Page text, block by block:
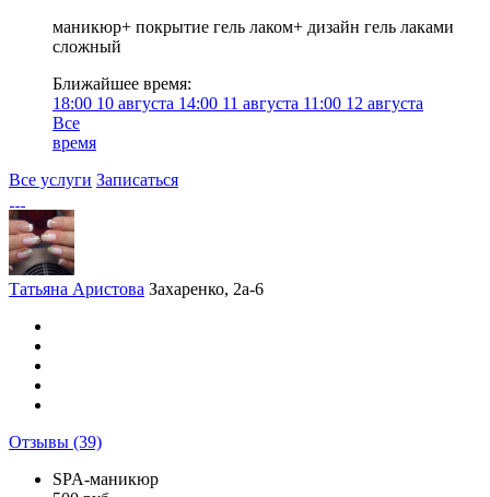
маникюр+ покрытие гель лаком+ дизайн гель лаками
сложный
Ближайшее время:
18:00 10 августа 14:00 11 августа 11:00 12 августа
Все
время
Все услуги Записаться
Татьяна Аристова Захаренко, 2а-6
Отзывы (39)
SPA-маникюр